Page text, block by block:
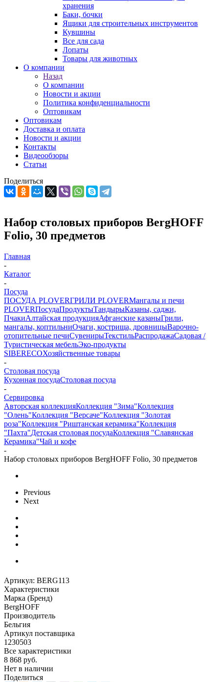
хранения
Баки, бочки
Ящики для строительных инструментов
Кувшины
Все для сада
Лопаты
Товары для животных
О компании
Назад
О компании
Новости и акции
Политика конфиденциальности
Оптовикам
Оптовикам
Доставка и оплата
Новости и акции
Контакты
Видеообзоры
Статьи
Поделиться
Набор столовых приборов BergHOFF
Folio, 30 предметов
Главная
-
Каталог
-
Посуда
ПОСУДА PLOVERГРИЛИ PLOVERМангалы и печи
PLOVERПосудаПродуктыТандырыКазаны, саджи,
ПчакиАлтайская продукцияАфганские казаныГрили,
мангалы, коптильниОчаги, кострища, дровницыВарочно-
отопительные печиСувенирыТекстильРаспродажаСадовая /
Туристическая мебельЭко-продукты
SIBERECOХозяйственные товары
-
Столовая посуда
Кухонная посудаСтоловая посуда
-
Сервировка
Авторская коллекцияКоллекция "Зима"Коллекция
"Олень"Коллекция "Версаче"Коллекция "Золотая
роза"Коллекция "Риштанская керамика"Коллекция
"Пахта"Детская столовая посудаКоллекция "Славянская
Керамика"Чай и кофе
-
Набор столовых приборов BergHOFF Folio, 30 предметов
Previous
Next
Артикул: BERG113
Характеристики
Марка (Бренд)
BergHOFF
Производитель
Бельгия
Артикул поставщика
1230503
Все характеристики
8 868 руб.
Нет в наличии
Поделиться